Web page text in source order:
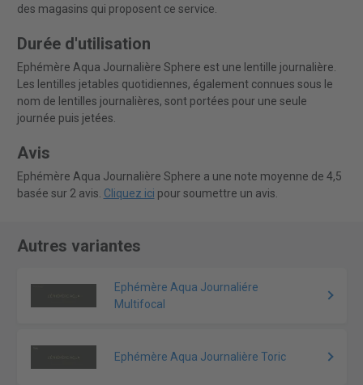
des magasins qui proposent ce service.
Durée d'utilisation
Ephémère Aqua Journalière Sphere est une lentille journalière.
Les lentilles jetables quotidiennes, également connues sous le
nom de lentilles journalières, sont portées pour une seule
journée puis jetées.
Avis
Ephémère Aqua Journalière Sphere a une note moyenne de 4,5
basée sur 2 avis. Cliquez ici pour soumettre un avis.
Autres variantes
Ephémère Aqua Journaliére
Multifocal
Ephémère Aqua Journalière Toric